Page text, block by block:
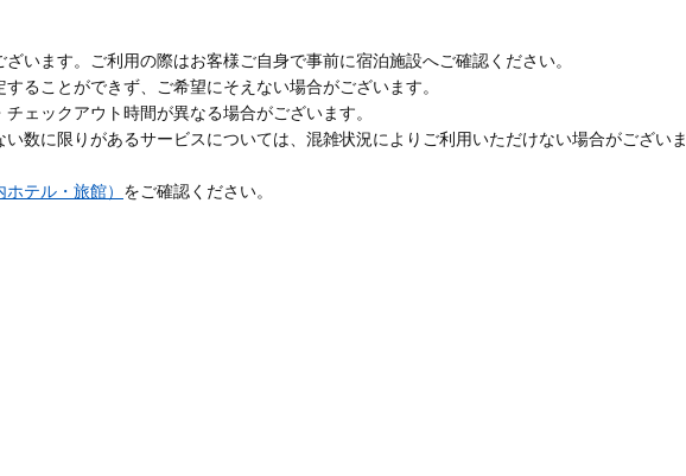
います。ご利用の際はお客様ご自身で事前に宿泊施設へご確認ください。
ることができず、ご希望にそえない場合がございます。
ェックアウト時間が異なる場合がございます。
数に限りがあるサービスについては、混雑状況によりご利用いただけない場合がございま
テル・旅館） をご確認ください。